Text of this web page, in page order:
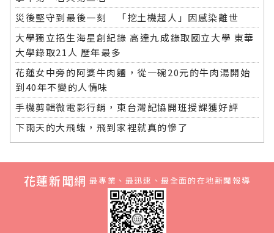
災後堅守到最後一刻 「挖土機超人」因感染離世
大學獨立招生海星創紀錄 高達九成錄取國立大學 東華
大學錄取21人 歷年最多
花蓮女中旁的阿婆牛肉麵，從一碗20元的牛肉湯開始
到40年不變的人情味
手機剪輯微電影行銷，東台灣記協開班授課獲好評
下雨天的大飛蛾，飛到家裡就真的慘了
花蓮新聞網 最專業、最迅速、最全面的在地新聞報導